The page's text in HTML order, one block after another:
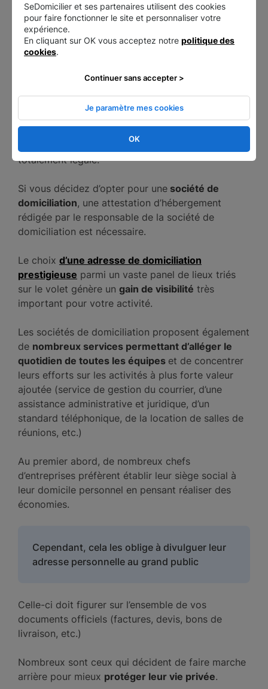
Comment se procurer une attestation
d’hébergement ?
Si vous décidez d’opter pour larésidence
rédiger l’attestation d’hébergement de la société.
Il est donc courant qu’il la réalise pour le compte
de sa propre entreprise. Cette pratique est
totalement légale.
Si vous décidez d’opter pour une société de
domiciliation, une attestation d’hébergement
rédigée par le responsable de la société de
domiciliation est nécessaire.
Le choix d’une adresse de domiciliation
prestigieuse parmi un vaste panel de lieux triés
sur le volet génère un gain de visibilité très
important pour votre activité.
Les sociétés de domiciliation proposent également
de nombreux services permettant d’alléger le
quotidien de toutes les équipes et de concentrer
leurs efforts sur les activités à plus forte valeur
ajoutée (service de gestion du courrier, d’une
assistance administrative et juridique, d’un
standard téléphonique, de la location de salles de
réunions, etc.)
Au premier abord, de nombreux chefs
d’entreprises préfèrent établir leur siège social à
leur domicile personnel en pensant réaliser des
économies.
Cependant, cela les oblige à divulguer leur
adresse personnelle au grand public
Celle-ci doit figurer sur l’ensemble de vos
documents officiels (factures, devis, bons de
livraison, etc.)
Nombreux sont ceux qui décident de faire marche
arrière pour mieux protéger leur vie privée.
SeDomicilier et ses partenaires utilisent des cookies
pour faire fonctionner le site et personnaliser votre
expérience.
En cliquant sur OK vous acceptez notre politique des
cookies.
OK
Je paramètre mes cookies
Continuer sans accepter >